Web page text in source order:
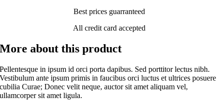
Best prices guarranteed
All credit card accepted
More about this product
Pellentesque in ipsum id orci porta dapibus. Sed porttitor lectus nibh.
Vestibulum ante ipsum primis in faucibus orci luctus et ultrices posuere
cubilia Curae; Donec velit neque, auctor sit amet aliquam vel,
ullamcorper sit amet ligula.